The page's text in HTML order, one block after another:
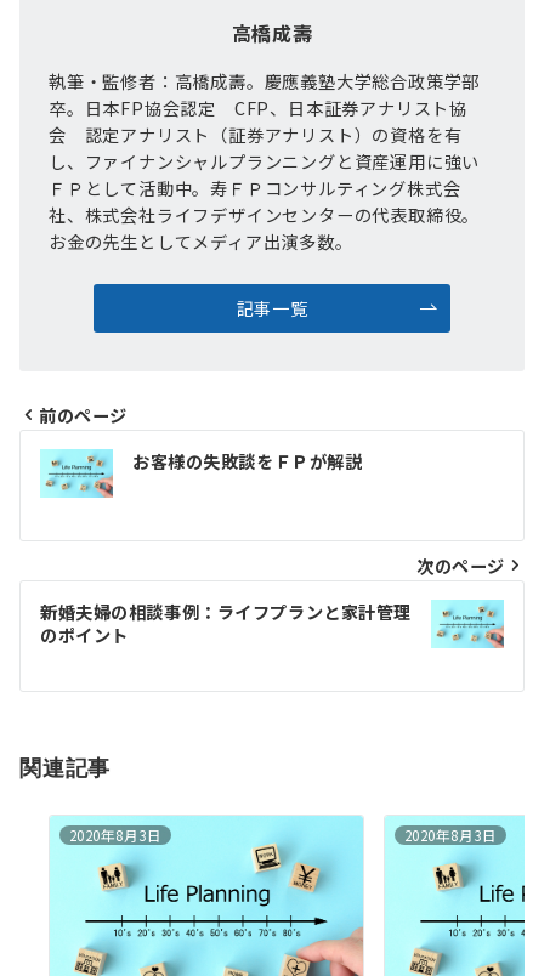
高橋成壽
執筆・監修者：高橋成壽。慶應義塾大学総合政策学部
卒。日本FP協会認定 CFP、日本証券アナリスト協
会 認定アナリスト（証券アナリスト）の資格を有
し、ファイナンシャルプランニングと資産運用に強い
ＦＰとして活動中。寿ＦＰコンサルティング株式会
社、株式会社ライフデザインセンターの代表取締役。
お金の先生としてメディア出演多数。
記事一覧
投
稿
ナ
ビ
ゲ
ー
シ
ン
前のページ
お客様の失敗談をＦＰが解説
次のページ
新婚夫婦の相談事例：ライフプランと家計管理
のポイント
関連記事
2020年8月3日 2020年8月3日